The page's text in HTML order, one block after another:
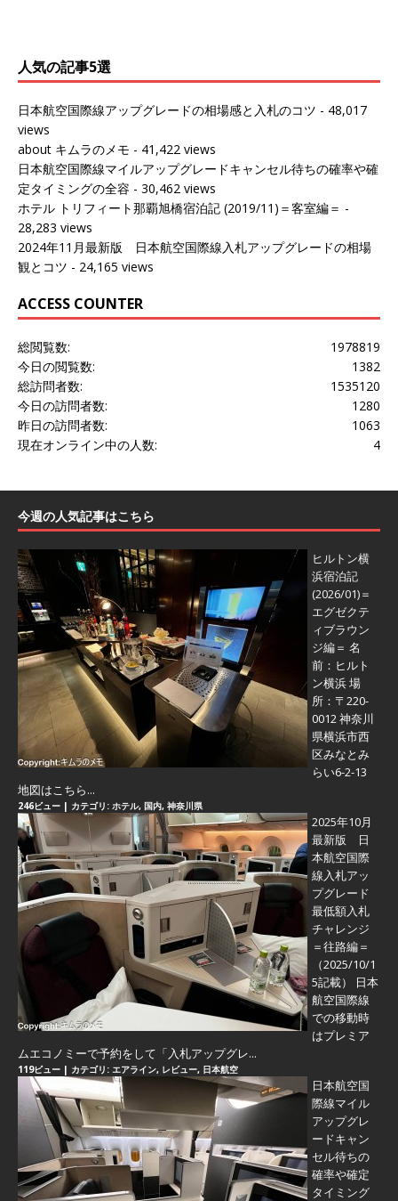
人気の記事5選
日本航空国際線アップグレードの相場感と入札のコツ - 48,017
views
about キムラのメモ - 41,422 views
日本航空国際線マイルアップグレードキャンセル待ちの確率や確
定タイミングの全容 - 30,462 views
ホテル トリフィート那覇旭橋宿泊記 (2019/11)＝客室編＝ -
28,283 views
2024年11月最新版 日本航空国際線入札アップグレードの相場
観とコツ - 24,165 views
ACCESS COUNTER
1978819
総閲覧数:
1382
今日の閲覧数:
1535120
総訪問者数:
1280
今日の訪問者数:
1063
昨日の訪問者数:
4
現在オンライン中の人数:
今週の人気記事はこちら
ヒルトン横
浜宿泊記
(2026/01)＝
エグゼクテ
ィブラウン
ジ編＝ 名
前：ヒルト
ン横浜 場
所：〒220-
0012 神奈川
県横浜市西
区みなとみ
らい6-2-13
地図はこちら...
246ビュー | カテゴリ: ホテル, 国内, 神奈川県
2025年10月
最新版 日
本航空国際
線入札アッ
プグレード
最低額入札
チャレンジ
＝往路編＝
（2025/10/1
5記載） 日本
航空国際線
での移動時
はプレミア
ムエコノミーで予約をして「入札アップグレ...
119ビュー | カテゴリ: エアライン, レビュー, 日本航空
日本航空国
際線マイル
アップグレ
ードキャン
セル待ちの
確率や確定
タイミング